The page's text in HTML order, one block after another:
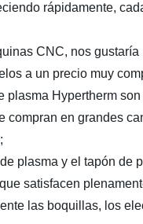
rápidamente,
CNC, nos
a un precio muy
plasma Hypertherm
compran en grandes
plasma y el tapón
satisfacen
las boquillas, los